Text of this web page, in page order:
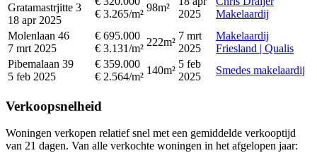
Gratamastrjitte 3
18 apr 2025
€ 3.265/m²
98m²
2025
Makelaardij
Molenlaan 46
7 mrt 2025
€ 695.000
€ 3.131/m²
222m²
7 mrt
2025
Makelaardij
Friesland | Qualis
Pibemalaan 39
5 feb 2025
€ 359.000
€ 2.564/m²
140m²
5 feb
2025
Smedes makelaardij
Verkoopsnelheid
Woningen verkopen relatief snel met een gemiddelde verkooptijd
van 21 dagen. Van alle verkochte woningen in het afgelopen jaar: